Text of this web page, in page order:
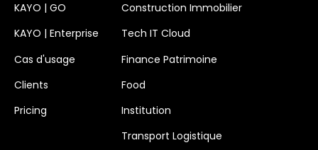
KAYO | GO
KAYO | Enterprise
Cas d'usage
Clients
Pricing
Construction Immobilier
Tech IT Cloud
Finance Patrimoine
Food
Institution
Transport Logistique